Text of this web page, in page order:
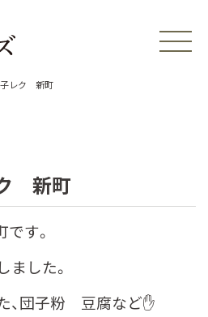
子レク 新町
新町
です。
ました。
、団子粉 豆腐など✋